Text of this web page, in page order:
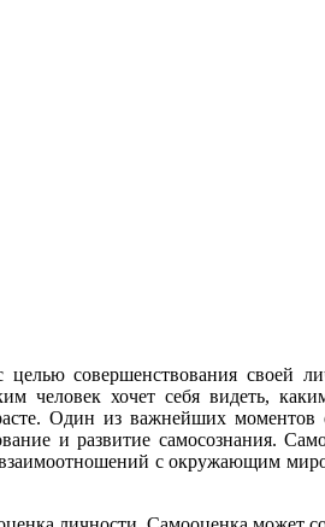
целью совершенствования своей
человек хочет себя видеть,
Один из важнейших моментов
и развитие самосознания.
с окружающим